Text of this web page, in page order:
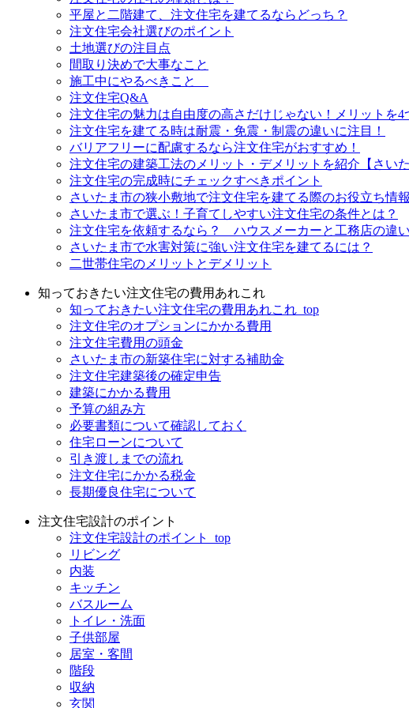
平屋と二階建て、注文住宅を建てるならどっち？
注文住宅会社選びのポイント
土地選びの注目点
間取り決めで大事なこと
施工中にやるべきこと
注文住宅Q&A
注文住宅の魅力は自由度の高さだけじゃない！メリットを4
注文住宅を建てる時は耐震・免震・制震の違いに注目！
バリアフリーに配慮するなら注文住宅がおすすめ！
注文住宅の建築工法のメリット・デメリットを紹介【さいた
注文住宅の完成時にチェックすべきポイント
さいたま市の狭小敷地で注文住宅を建てる際のお役立ち情
さいたま市で選ぶ！子育てしやすい注文住宅の条件とは？
注文住宅を依頼するなら？ ハウスメーカーと工務店の違
さいたま市で水害対策に強い注文住宅を建てるには？
二世帯住宅のメリットとデメリット
知っておきたい注文住宅の費用あれこれ
知っておきたい注文住宅の費用あれこれ_top
注文住宅のオプションにかかる費用
注文住宅費用の頭金
さいたま市の新築住宅に対する補助金
注文住宅建築後の確定申告
建築にかかる費用
予算の組み方
必要書類について確認しておく
住宅ローンについて
引き渡しまでの流れ
注文住宅にかかる税金
長期優良住宅について
注文住宅設計のポイント
注文住宅設計のポイント_top
リビング
内装
キッチン
バスルーム
トイレ・洗面
子供部屋
居室・客間
階段
収納
玄関